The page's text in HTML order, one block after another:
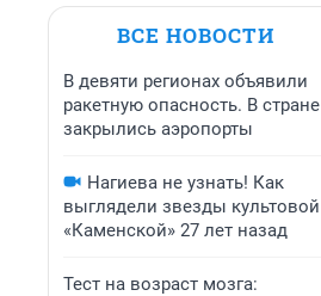
ВСЕ НОВОСТИ
В девяти регионах объявили
ракетную опасность. В стране
закрылись аэропорты
Нагиева не узнать! Как
выглядели звезды культовой
«Каменской» 27 лет назад
Тест на возраст мозга: